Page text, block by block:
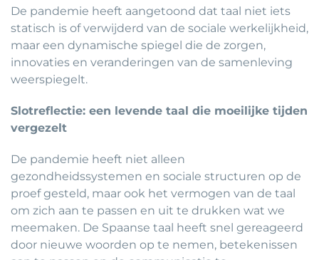
De pandemie heeft aangetoond dat taal niet iets
statisch is of verwijderd van de sociale werkelijkheid,
maar een dynamische spiegel die de zorgen,
innovaties en veranderingen van de samenleving
weerspiegelt.
Slotreflectie: een levende taal die moeilijke tijden
vergezelt
De pandemie heeft niet alleen
gezondheidssystemen en sociale structuren op de
proef gesteld, maar ook het vermogen van de taal
om zich aan te passen en uit te drukken wat we
meemaken. De Spaanse taal heeft snel gereageerd
door nieuwe woorden op te nemen, betekenissen